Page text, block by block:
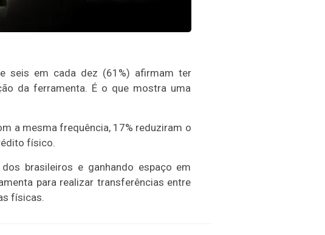
seis em cada dez (61%) afirmam ter
da ferramenta. É o que mostra uma
a mesma frequência, 17% reduziram o
físico.
brasileiros e ganhando espaço em
para realizar transferências entre
físicas.